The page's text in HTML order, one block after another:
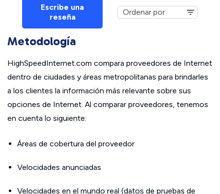
Escribe una
reseña
Metodología
HighSpeedInternet.com compara proveedores de Internet
dentro de ciudades y áreas metropolitanas para brindarles
a los clientes la información más relevante sobre sus
opciones de Internet. Al comparar proveedores, tenemos
en cuenta lo siguiente:
Áreas de cobertura del proveedor
Velocidades anunciadas
Velocidades en el mundo real (datos de pruebas de